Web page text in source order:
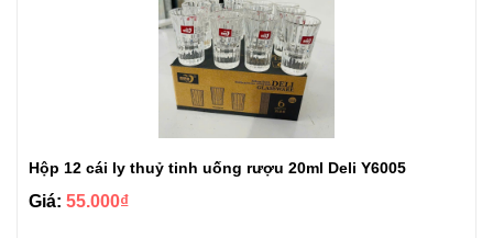
Hộp 12 cái ly thuỷ tinh uống rượu 20ml Deli Y6005
Giá: 55.000₫